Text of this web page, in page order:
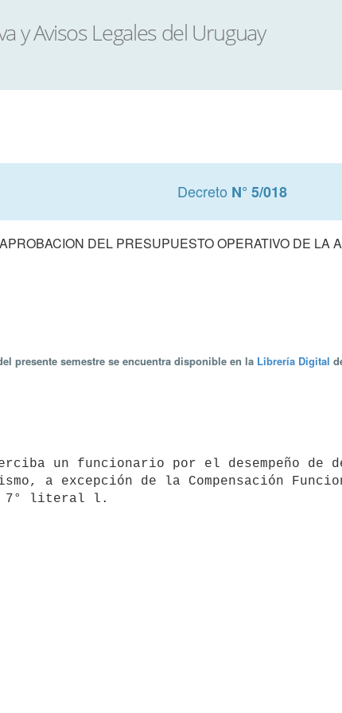
Decreto N° 5/018
APROBACION DEL PRESUPUESTO OPERATIVO DE LA
presente semestre se encuentra disponible en la Librería Digital
a excepción de la Compensación